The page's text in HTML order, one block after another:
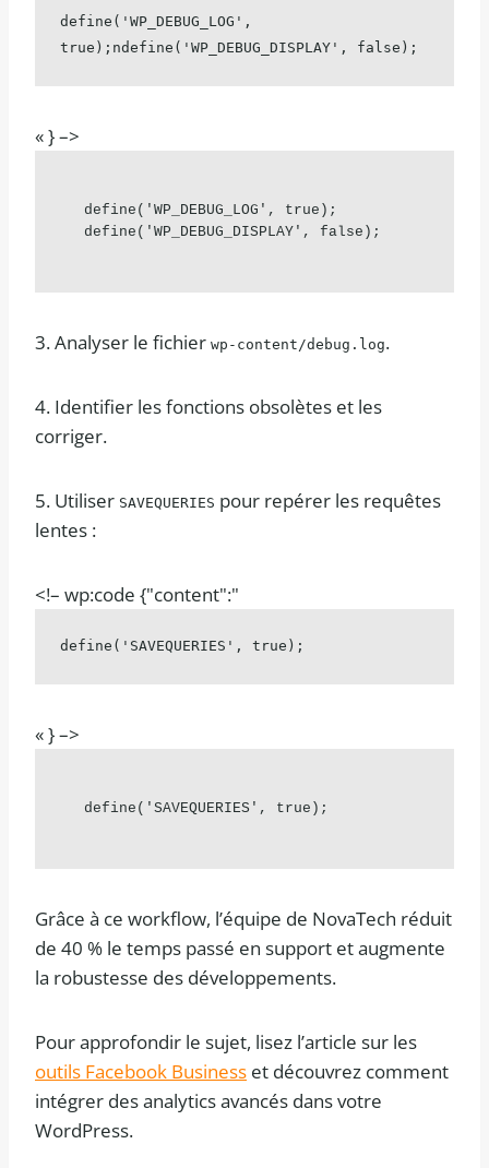
define('WP_DEBUG_LOG',
true);ndefine('WP_DEBUG_DISPLAY', false);
« } –>
define('WP_DEBUG_LOG', true);
define('WP_DEBUG_DISPLAY', false);
3. Analyser le fichier wp-content/debug.log.
4. Identifier les fonctions obsolètes et les
corriger.
5. Utiliser SAVEQUERIES pour repérer les requêtes
lentes :
<!– wp:code {"content":"
define('SAVEQUERIES', true);
« } –>
define('SAVEQUERIES', true);
Grâce à ce workflow, l’équipe de NovaTech réduit
de 40 % le temps passé en support et augmente
la robustesse des développements.
Pour approfondir le sujet, lisez l’article sur les
outils Facebook Business et découvrez comment
intégrer des analytics avancés dans votre
WordPress.